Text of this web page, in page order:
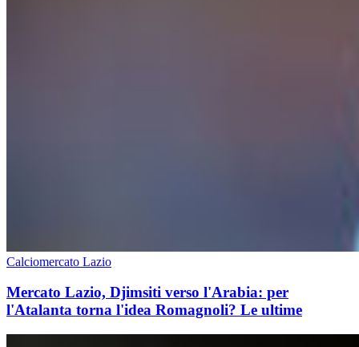
Calciomercato Lazio
Mercato Lazio, Djimsiti verso l'Arabia: per
l'Atalanta torna l'idea Romagnoli? Le ultime